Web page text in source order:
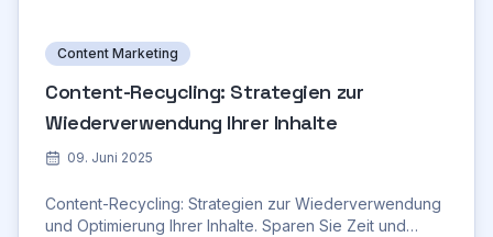
Content Marketing
Content-Recycling: Strategien zur
Wiederverwendung Ihrer Inhalte
09. Juni 2025
Content-Recycling: Strategien zur Wiederverwendung
und Optimierung Ihrer Inhalte. Sparen Sie Zeit und